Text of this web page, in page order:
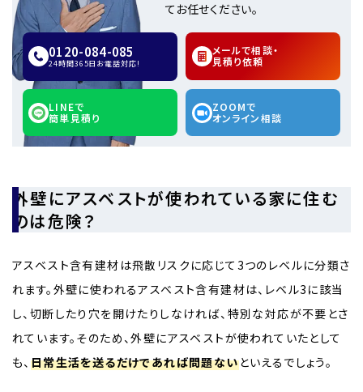
てお任せください。
0120-084-085
24時間365日お電話対応!
メールで相談・
見積り依頼
LINEで
簡単見積り
ZOOMで
オンライン相談
外壁にアスベストが使われている家に住む
のは危険？
アスベスト含有建材は飛散リスクに応じて3つのレベルに分類さ
れます。外壁に使われるアスベスト含有建材は、レベル3に該当
し、切断したり穴を開けたりしなければ、特別な対応が不要とさ
れています。そのため、外壁にアスベストが使われていたとして
も、 日常生活を送るだけであれば問題ないといえるでしょう。